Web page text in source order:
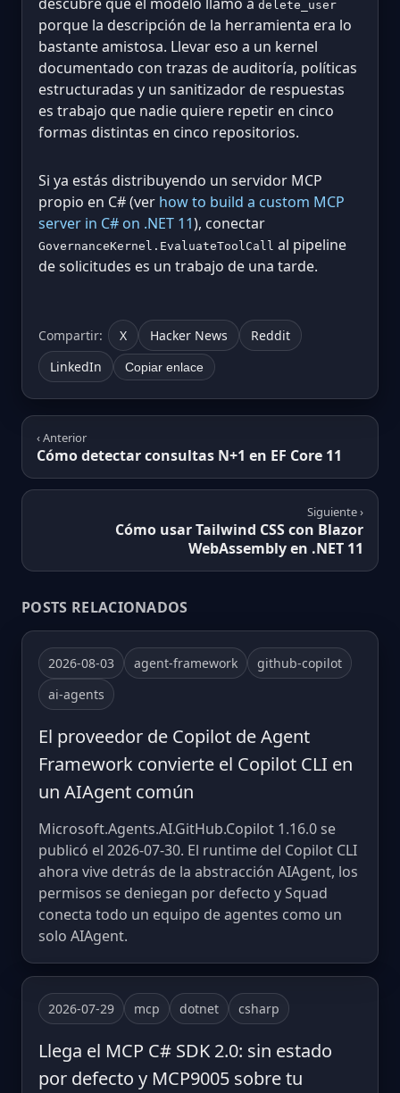
descubre que el modelo llamó a delete_user
porque la descripción de la herramienta era lo
bastante amistosa. Llevar eso a un kernel
documentado con trazas de auditoría, políticas
estructuradas y un sanitizador de respuestas
es trabajo que nadie quiere repetir en cinco
formas distintas en cinco repositorios.
Si ya estás distribuyendo un servidor MCP
propio en C# (ver how to build a custom MCP
server in C# on .NET 11), conectar
GovernanceKernel.EvaluateToolCall al pipeline
de solicitudes es un trabajo de una tarde.
Compartir: X Hacker News
Reddit
LinkedIn
Copiar enlace
‹ Anterior
Cómo detectar consultas N+1 en EF Core 11
Siguiente ›
Cómo usar Tailwind CSS con Blazor
WebAssembly en .NET 11
POSTS RELACIONADOS
2026-08-03 agent-framework
github-copilot
ai-agents
El proveedor de Copilot de Agent
Framework convierte el Copilot CLI en
un AIAgent común
Microsoft.Agents.AI.GitHub.Copilot 1.16.0 se
publicó el 2026-07-30. El runtime del Copilot CLI
ahora vive detrás de la abstracción AIAgent, los
permisos se deniegan por defecto y Squad
conecta todo un equipo de agentes como un
solo AIAgent.
2026-07-29 mcp dotnet csharp
Llega el MCP C# SDK 2.0: sin estado
por defecto y MCP9005 sobre tu